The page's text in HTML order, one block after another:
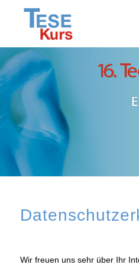
Wir freuen uns sehr über Ihr